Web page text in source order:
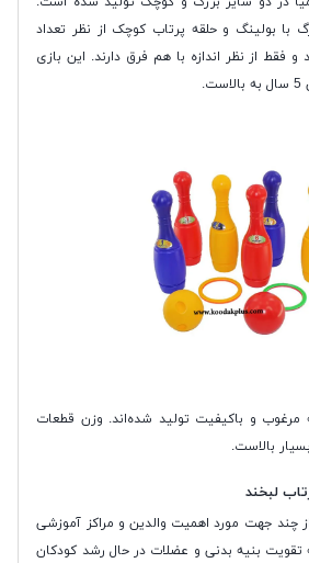
با بولینگ و حلقه پرتاب کوچک از نظر تعداد
و فقط از نظر اندازه با هم فرق دارند. این بازی
مرغوب و باکیفیت تولید شده‌اند. وزن قطعات
بالاست.
لبخند
چند جهت مورد اهمیت والدین و مراکز آموزشی
تقویت بنیه بدنی و عضلات در حال رشد کودکان